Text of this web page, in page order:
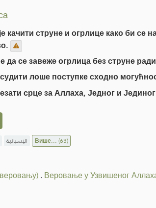
качити струне и огрлице како би се
се завеже огрлица без струне
лоше поступке сходно
срце за Аллаха, Једног и
الإسبانية Више...(63)
.Веровање у Узвишеног